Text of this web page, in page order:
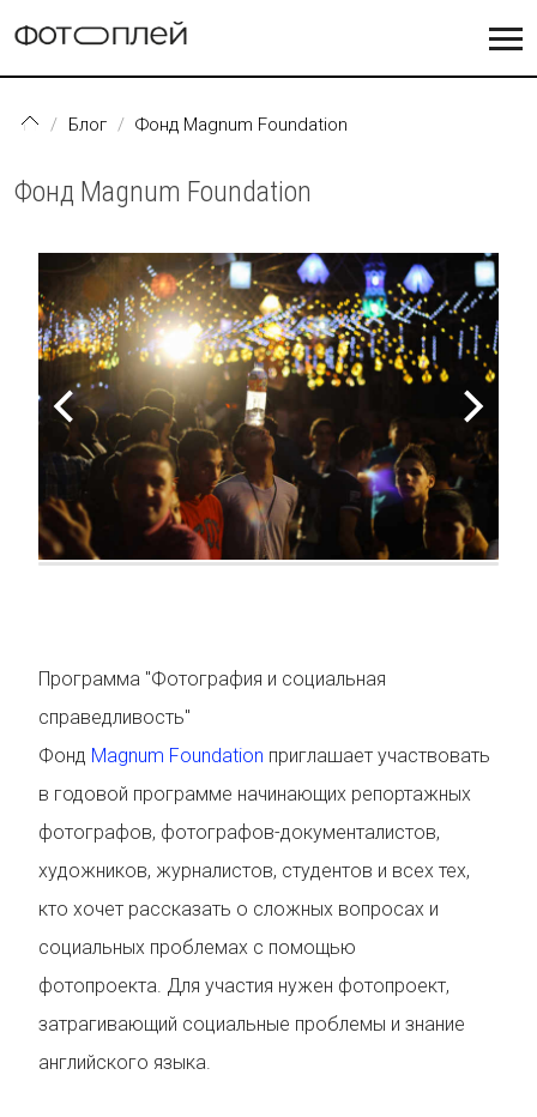
Блог Фонд Magnum Foundation
Фонд Magnum Foundation
Программа "Фотография и социальная
справедливость"
Фонд Magnum Foundation приглашает участвовать
в годовой программе начинающих репортажных
фотографов, фотографов-документалистов,
художников, журналистов, студентов и всех тех,
кто хочет рассказать о сложных вопросах и
социальных проблемах с помощью
фотопроекта. Для участия нужен фотопроект,
затрагивающий социальные проблемы и знание
английского языка.